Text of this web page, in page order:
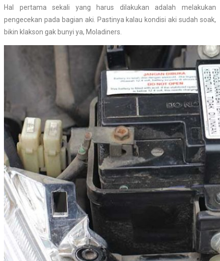
Hal pertama sekali yang harus dilakukan adalah melakukan
pengecekan pada bagian aki. Pastinya kalau kondisi aki sudah soak,
bikin klakson gak bunyi ya, Moladiners.